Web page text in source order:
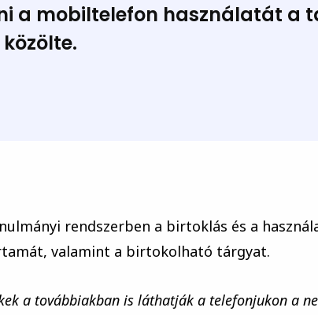
a mobiltelefon használatát a
rendszerben a birtoklás és a
valamint a birtokolható tárgyat.
a továbbiakban is láthatják a telefonjukon a